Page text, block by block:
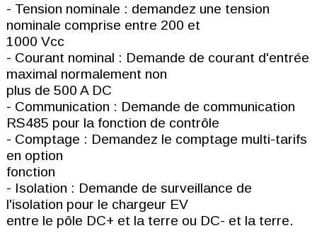
- Tension nominale : demandez une tension
nominale comprise entre 200 et
1000 Vcc
- Courant nominal : Demande de courant d'entrée
maximal normalement non
plus de 500 A DC
- Communication : Demande de communication
RS485 pour la fonction de contrôle
- Comptage : Demandez le comptage multi-tarifs
en option
fonction
- Isolation : Demande de surveillance de
l'isolation pour le chargeur EV
entre le pôle DC+ et la terre ou DC- et la terre.